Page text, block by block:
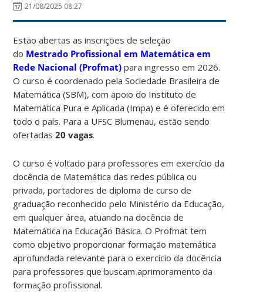
21/08/2025 08:27
Estão abertas as inscrições de seleção
do Mestrado Profissional em Matemática em
Rede Nacional (Profmat) para ingresso em 2026.
O curso é coordenado pela Sociedade Brasileira de
Matemática (SBM), com apoio do Instituto de
Matemática Pura e Aplicada (Impa) e é oferecido em
todo o país. Para a UFSC Blumenau, estão sendo
ofertadas20 vagas.
O curso é voltado para professores em exercício da
docência de Matemática das redes pública ou
privada, portadores de diploma de curso de
graduação reconhecido pelo Ministério da Educação,
em qualquer área, atuando na docência de
Matemática na Educação Básica. O Profmat tem
como objetivo proporcionar formação matemática
aprofundada relevante para o exercício da docência
para professores que buscam aprimoramento da
formação profissional.